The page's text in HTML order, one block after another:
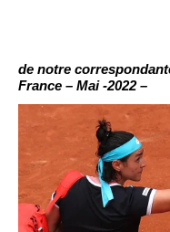
de notre
France – Mai -2022 –